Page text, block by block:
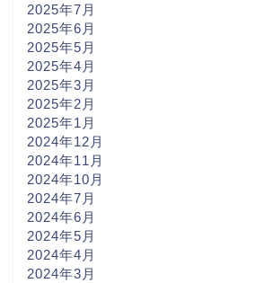
2025年7月
2025年6月
2025年5月
2025年4月
2025年3月
2025年2月
2025年1月
2024年12月
2024年11月
2024年10月
2024年7月
2024年6月
2024年5月
2024年4月
2024年3月